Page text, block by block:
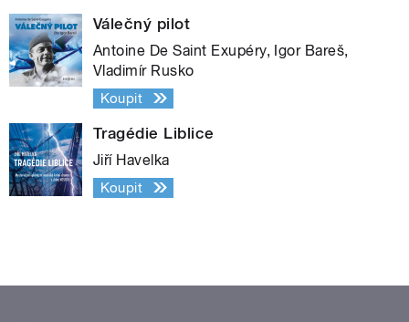
Válečný pilot
Antoine De Saint Exupéry, Igor Bareš,
Vladimír Rusko
Koupit
Tragédie Liblice
Jiří Havelka
Koupit